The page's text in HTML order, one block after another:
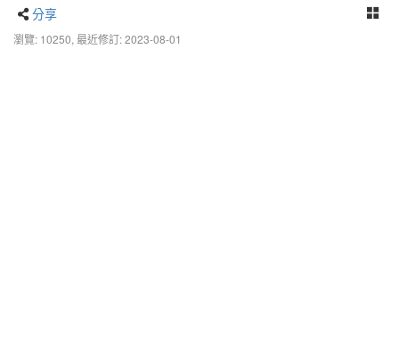
分享
瀏覽: 10250, 最近修訂: 2023-08-01